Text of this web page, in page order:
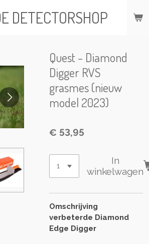
DETECTORSHOP
Quest - Diamond
Digger RVS
grasmes (nieuw
model 2023)
€ 53,95
In
winkelwagen
Omschrijving
verbeterde Diamond
Edge Digger